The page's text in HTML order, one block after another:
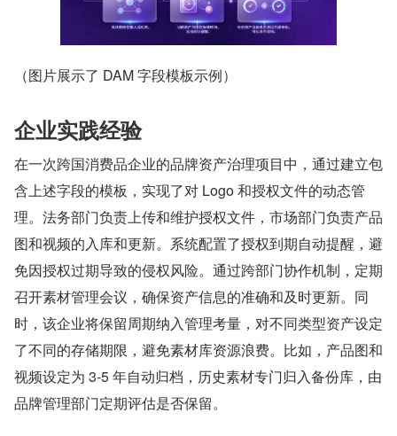
（图片展示了 DAM 字段模板示例）
企业实践经验
在一次跨国消费品企业的品牌资产治理项目中，通过建立包
含上述字段的模板，实现了对 Logo 和授权文件的动态管
理。法务部门负责上传和维护授权文件，市场部门负责产品
图和视频的入库和更新。系统配置了授权到期自动提醒，避
免因授权过期导致的侵权风险。通过跨部门协作机制，定期
召开素材管理会议，确保资产信息的准确和及时更新。同
时，该企业将保留周期纳入管理考量，对不同类型资产设定
了不同的存储期限，避免素材库资源浪费。比如，产品图和
视频设定为 3-5 年自动归档，历史素材专门归入备份库，由
品牌管理部门定期评估是否保留。